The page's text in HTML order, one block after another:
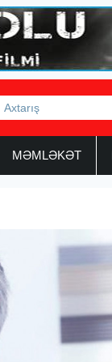
MƏMLƏKƏT